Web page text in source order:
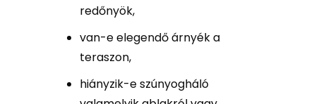
redőnyök,
van-e elegendő árnyék a
teraszon,
hiányzik-e szúnyogháló